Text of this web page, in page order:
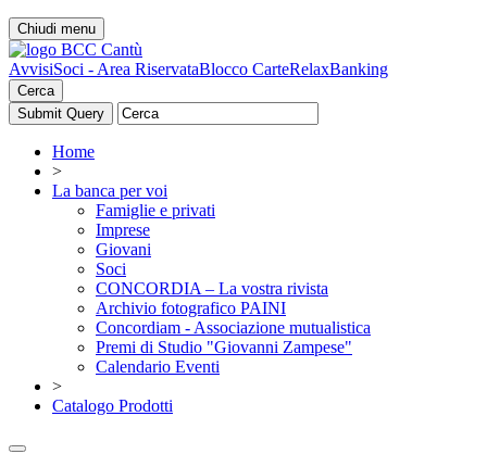
Chiudi menu
AvvisiSoci - Area RiservataBlocco CarteRelaxBanking
Cerca
Home
>
La banca per voi
Famiglie e privati
Imprese
Giovani
Soci
CONCORDIA – La vostra rivista
Archivio fotografico PAINI
Concordiam - Associazione mutualistica
Premi di Studio "Giovanni Zampese"
Calendario Eventi
>
Catalogo Prodotti